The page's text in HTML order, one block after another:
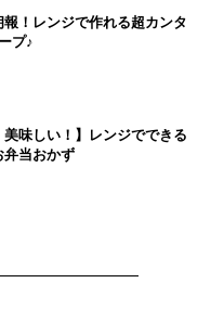
！レンジで作れる超カンタ
プ♪
美味しい！】レンジでできる
弁当おかず